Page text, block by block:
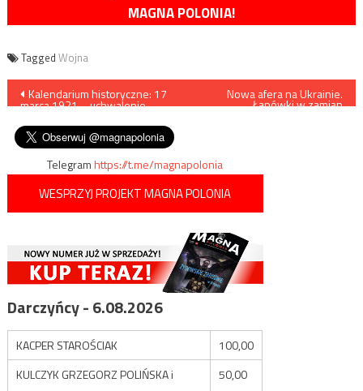
MAGNA POLONIA!
Tagged Wojna
Nawigacja
wpisu
Kalendarium historyczne: 17
marca 1921 – uchwalenie
Nowa afera na Ukrainie.
Łapówki w zamian
Telegramhttps://t.me/magnapolonia
WESPRZYJ PROJEKT MAGNA POLONIA
Darczyńcy - 6.08.2026
KACPER STAROŚCIAK
100,00
KULCZYK GRZEGORZ POLIŃSKA i
50,00